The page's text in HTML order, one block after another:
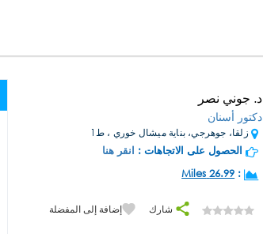
د. جوني نصر
دكتور أسنان
زلقا، جوهرجي، بناية ميشال خوري ، ط1
الحصول على الاتجاهات : انقر هنا
:
26.99 Miles
شارك إضافة إلى المفضلة